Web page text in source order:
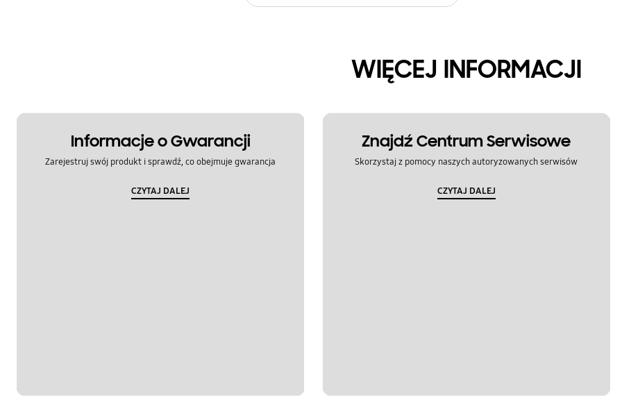
WIĘCEJ INFORMACJI
Informacje o Gwarancji
Zarejestruj swój produkt i sprawdź, co obejmuje gwarancja
CZYTAJ DALEJ
Znajdź Centrum Serwisowe
Skorzystaj z pomocy naszych autoryzowanych serwisów
CZYTAJ DALEJ